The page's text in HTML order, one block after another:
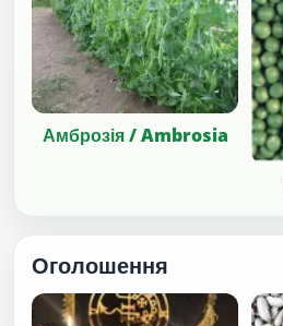
Амброзія / Ambrosia
Оголошення